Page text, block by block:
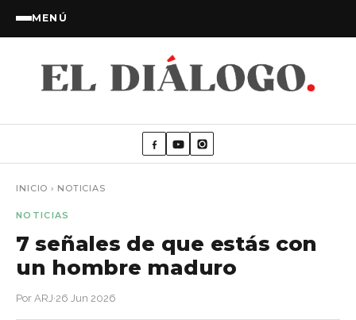
MENÚ
INICIO › NOTICIAS
NOTICIAS
7 señales de que estás con
un hombre maduro
Por ARJ·26 Jun 2026